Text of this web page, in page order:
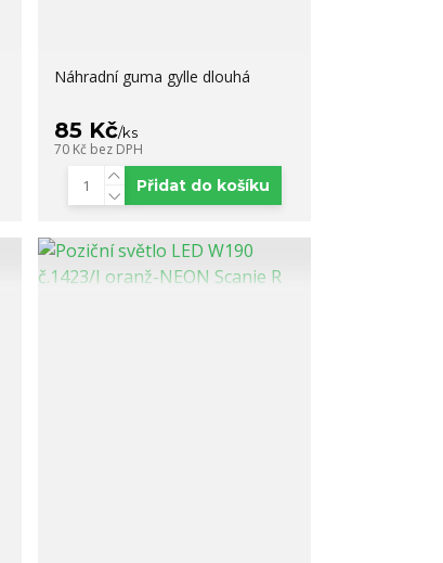
Náhradní guma gylle dlouhá
85 Kč/ks
70 Kč bez DPH
Přidat do košíku